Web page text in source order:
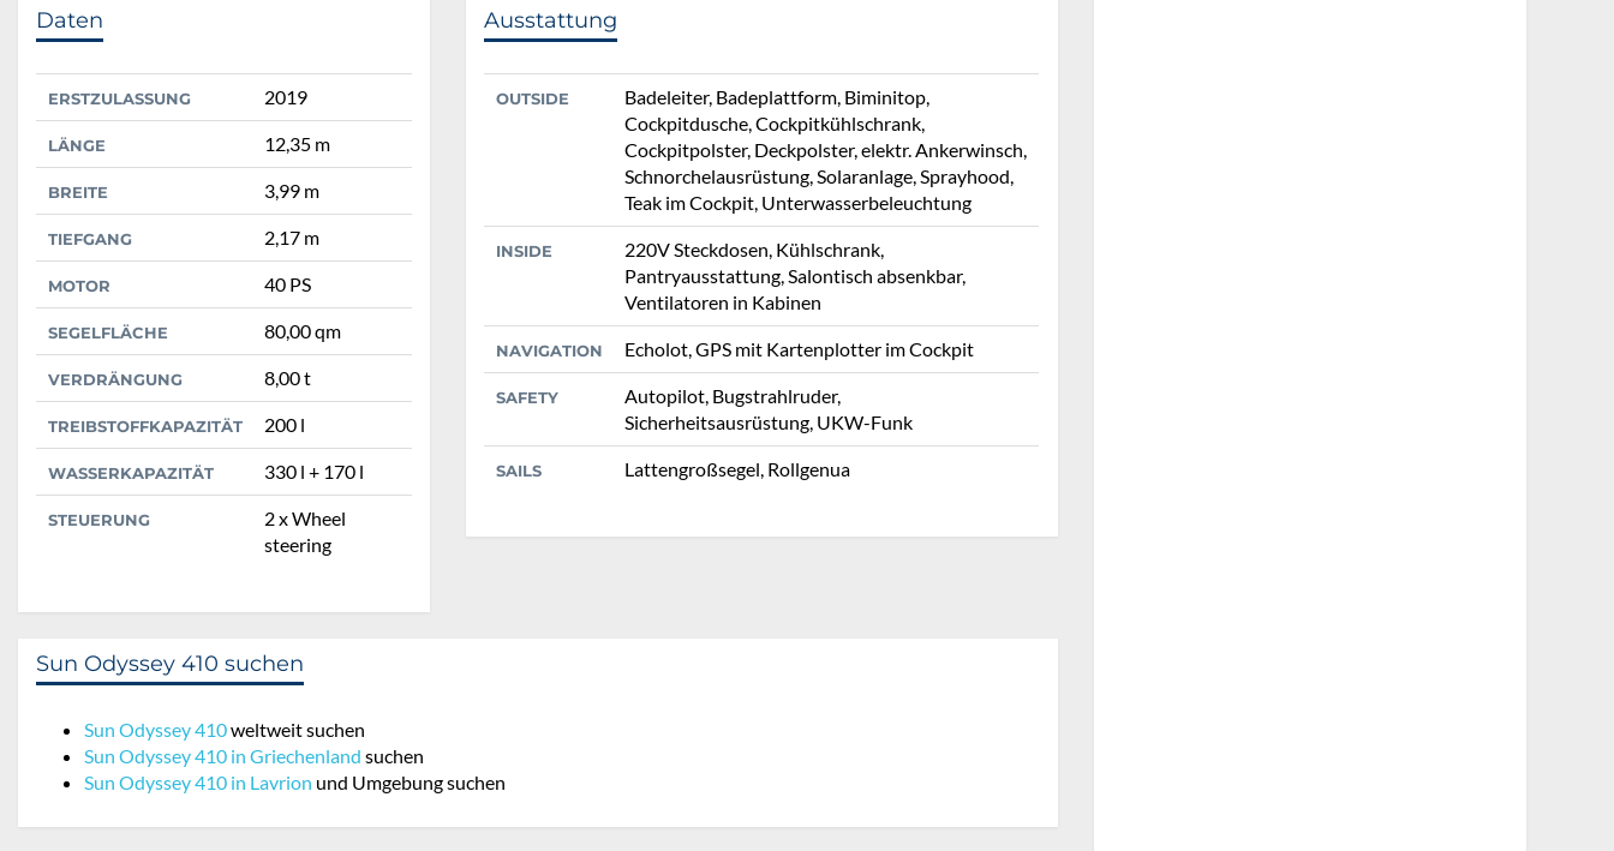
Daten
ERSTZULASSUNG 2019
LÄNGE 12,35 m
BREITE 3,99 m
TIEFGANG 2,17 m
MOTOR 40 PS
SEGELFLÄCHE 80,00 qm
VERDRÄNGUNG 8,00 t
TREIBSTOFFKAPAZITÄT 200 l
WASSERKAPAZITÄT 330 l + 170 l
STEUERUNG
2 x Wheel
steering
Ausstattung
OUTSIDE
Badeleiter, Badeplattform, Biminitop,
Cockpitdusche, Cockpitkühlschrank,
Cockpitpolster, Deckpolster, elektr. Ankerwinsch,
Schnorchelausrüstung, Solaranlage, Sprayhood,
Teak im Cockpit, Unterwasserbeleuchtung
INSIDE
220V Steckdosen, Kühlschrank,
Pantryausstattung, Salontisch absenkbar,
Ventilatoren in Kabinen
NAVIGATION Echolot, GPS mit Kartenplotter im Cockpit
SAFETY
Autopilot, Bugstrahlruder,
Sicherheitsausrüstung, UKW-Funk
SAILS Lattengroßsegel, Rollgenua
Sun Odyssey 410 suchen
Sun Odyssey 410weltweit suchen
Sun Odyssey 410 in Griechenland suchen
Sun Odyssey 410 in Lavrion und Umgebung suchen